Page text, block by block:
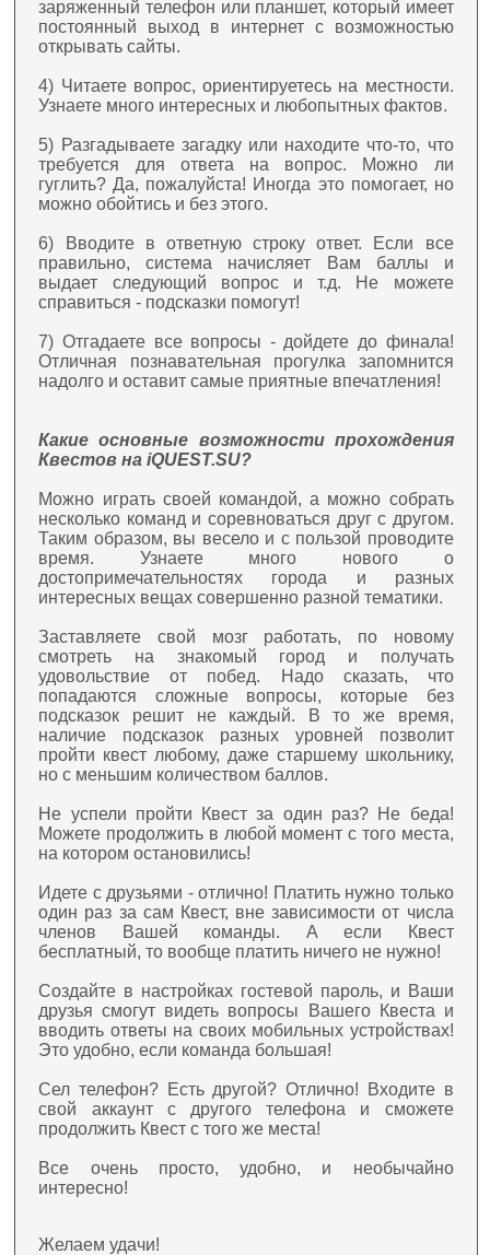
заряженный телефон или планшет, который имеет
постоянный выход в интернет с возможностью
открывать сайты.
4) Читаете вопрос, ориентируетесь на местности.
Узнаете много интересных и любопытных фактов.
5) Разгадываете загадку или находите что-то, что
требуется для ответа на вопрос. Можно ли
гуглить? Да, пожалуйста! Иногда это помогает, но
можно обойтись и без этого.
6) Вводите в ответную строку ответ. Если все
правильно, система начисляет Вам баллы и
выдает следующий вопрос и т.д. Не можете
справиться - подсказки помогут!
7) Отгадаете все вопросы - дойдете до финала!
Отличная познавательная прогулка запомнится
надолго и оставит самые приятные впечатления!
Какие основные возможности прохождения
Квестов на iQUEST.SU?
Можно играть своей командой, а можно собрать
несколько команд и соревноваться друг с другом.
Таким образом, вы весело и с пользой проводите
время. Узнаете много нового о
достопримечательностях города и разных
интересных вещах совершенно разной тематики.
Заставляете свой мозг работать, по новому
смотреть на знакомый город и получать
удовольствие от побед. Надо сказать, что
попадаются сложные вопросы, которые без
подсказок решит не каждый. В то же время,
наличие подсказок разных уровней позволит
пройти квест любому, даже старшему школьнику,
но с меньшим количеством баллов.
Не успели пройти Квест за один раз? Не беда!
Можете продолжить в любой момент с того места,
на котором остановились!
Идете с друзьями - отлично! Платить нужно только
один раз за сам Квест, вне зависимости от числа
членов Вашей команды. А если Квест
бесплатный, то вообще платить ничего не нужно!
Создайте в настройках гостевой пароль, и Ваши
друзья смогут видеть вопросы Вашего Квеста и
вводить ответы на своих мобильных устройствах!
Это удобно, если команда большая!
Сел телефон? Есть другой? Отлично! Входите в
свой аккаунт с другого телефона и сможете
продолжить Квест с того же места!
Все очень просто, удобно, и необычайно
интересно!
Желаем удачи!